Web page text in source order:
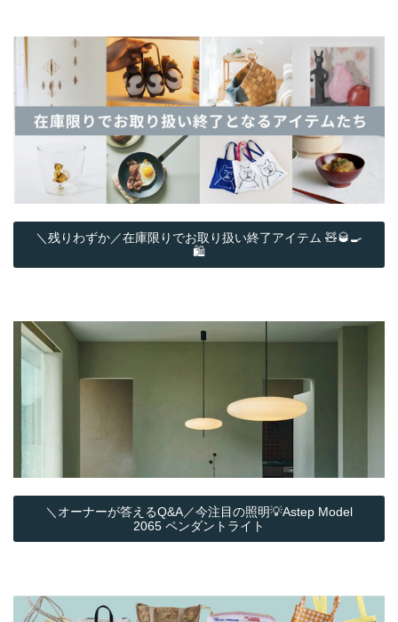
＼残りわずか／在庫限りでお取り扱い終了アイテム 🧸🥃🍳
🛍️
＼オーナーが答えるQ&A／今注目の照明💡Astep Model
2065 ペンダントライト